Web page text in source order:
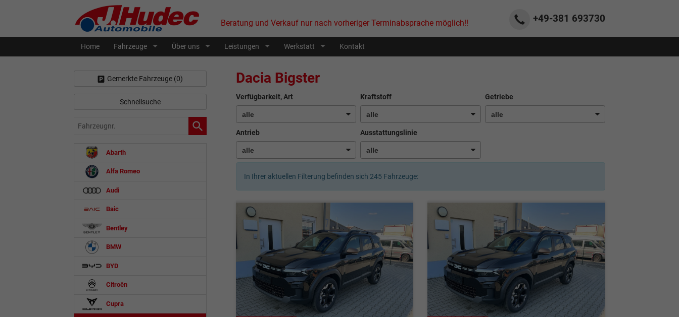
+49-381 693730
Beratung und Verkauf nur nach vorheriger Terminabsprache möglich!!
Home Fahrzeuge Über uns Leistungen Werkstatt Kontakt
Dacia Bigster
Verfügbarkeit, Art Kraftstoff Getriebe
Antrieb Ausstattungslinie
In Ihrer aktuellen Filterung befinden sich 245 Fahrzeuge:
Gemerkte Fahrzeuge (0)
Schnellsuche
Fahrzeugnr.
Abarth
Alfa Romeo
Audi
Baic
Bentley
BMW
BYD
Citroën
Cupra